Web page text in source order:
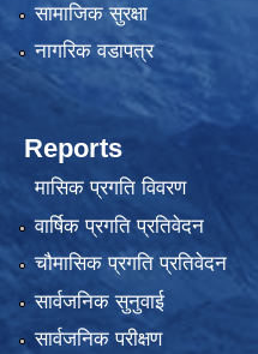
सामाजिक सुरक्षा
नागरिक वडापत्र
Reports
मासिक प्रगति विवरण
वार्षिक प्रगति प्रतिवेदन
चौमासिक प्रगति प्रतिवेदन
सार्वजनिक सुनुवाई
सार्वजनिक परीक्षण